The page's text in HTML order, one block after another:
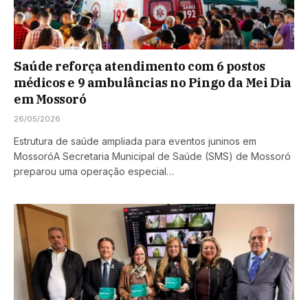
Saúde reforça atendimento com 6 postos
médicos e 9 ambulâncias no Pingo da Mei Dia
em Mossoró
26/05/2026
Estrutura de saúde ampliada para eventos juninos em
MossoróA Secretaria Municipal de Saúde (SMS) de Mossoró
preparou uma operação especial…